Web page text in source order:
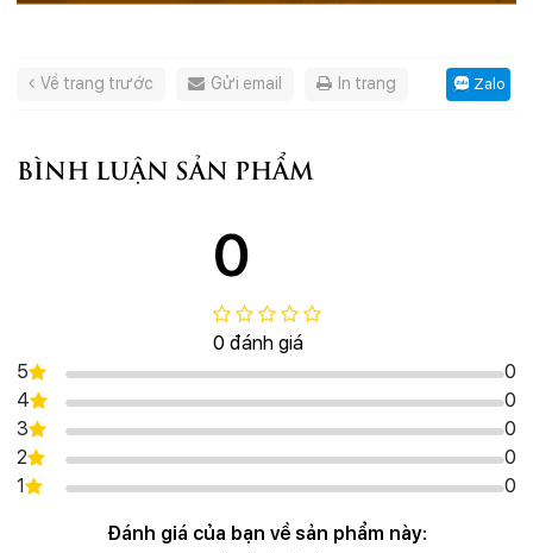
Về trang trước Gửi email In trang Zalo
BÌNH LUẬN SẢN PHẨM
0
0 đánh giá
5
0
4
0
3
0
2
0
1
0
Đánh giá của bạn về sản phẩm này: